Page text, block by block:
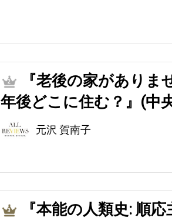
2
『老後の家があり
年後どこに住む？』(中
元沢 賀南子
3
『本能の人類史: 順